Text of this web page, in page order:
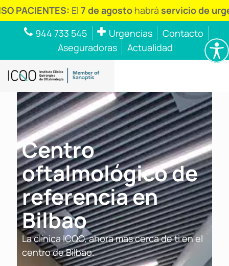
El7 de agosto habráservicio de urgencias de
944 733 545
Urgencias
Contacto
Aseguradoras
Actualidad
Centro
oftalmológico de
referencia en
Bilbao
La clínica ICQO, ahora más cerca de ti en el
centro de Bilbao.